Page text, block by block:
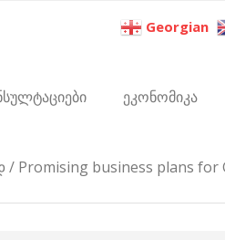
ეკონომიკა
/ Promising business plans for
Georgian